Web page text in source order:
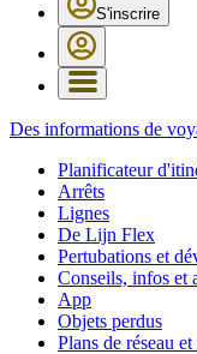
S'inscrire
Des informations de
Planificateur
Arrêts
Lignes
De Lijn Flex
Pertubations et
Conseils, infos et
App
Objets perdus
Plans de réseau